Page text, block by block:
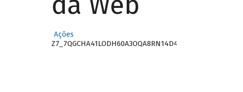
Ações
Z7_7QGCHA41LODH60A3OQA8RN14D4